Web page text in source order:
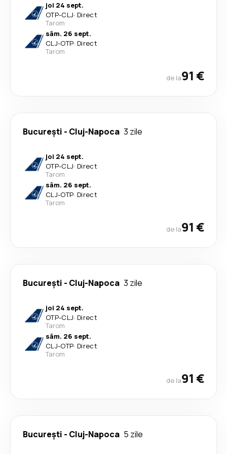
joi 24 sept.
OTP-CLJ· Direct
Tarom
sâm. 26 sept.
CLJ-OTP· Direct
Tarom
de la91 €
București - Cluj-Napoca 3 zile
joi 24 sept.
OTP-CLJ· Direct
Tarom
sâm. 26 sept.
CLJ-OTP· Direct
Tarom
de la91 €
București - Cluj-Napoca 3 zile
joi 24 sept.
OTP-CLJ· Direct
Tarom
sâm. 26 sept.
CLJ-OTP· Direct
Tarom
de la91 €
București - Cluj-Napoca 5 zile